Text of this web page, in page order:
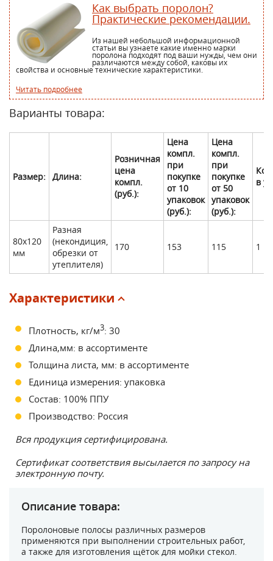
Как выбрать поролон?
Практические рекомендации.
Из нашей небольшой информационной
статьи вы узнаете какие именно марки
поролона подходят под ваши нужды, чем они
различаются между собой, каковы их
свойства и основные технические характеристики.
Читать подробнее
Варианты товара:
Размер: Длина:
Розничная
цена
компл.
(руб.):
Цена
компл.
при
покупке
от 10
упаковок
(руб.):
Цена
компл.
при
покупке
от 50
упаковок
(руб.):
в
80х120
мм
Разная
(некондиция,
обрезки от
утеплителя)
170 153 115 1
Характеристики
Плотность, кг/м3: 30
Длина,мм: в ассортименте
Толщина листа, мм: в ассортименте
Единица измерения: упаковка
Состав: 100% ППУ
Производство: Россия
Вся продукция сертифицирована.
Сертификат соответствия высылается по запросу на
электронную почту.
Описание товара:
Поролоновые полосы различных размеров
применяются при выполнении строительных работ,
а также для изготовления щёток для мойки стекол.